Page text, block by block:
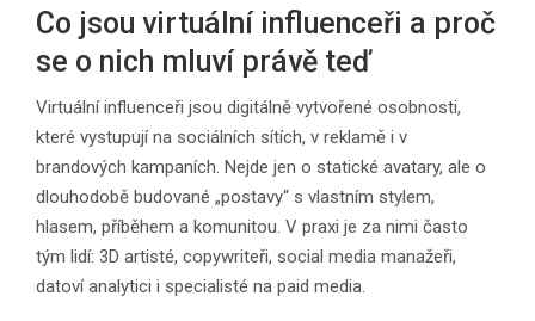
Co jsou virtuální influenceři a proč
se o nich mluví právě teď
Virtuální influenceři jsou digitálně vytvořené osobnosti,
které vystupují na sociálních sítích, v reklamě i v
brandových kampaních. Nejde jen o statické avatary, ale o
dlouhodobě budované „postavy“ s vlastním stylem,
hlasem, příběhem a komunitou. V praxi je za nimi často
tým lidí: 3D artisté, copywriteři, social media manažeři,
datoví analytici i specialisté na paid media.